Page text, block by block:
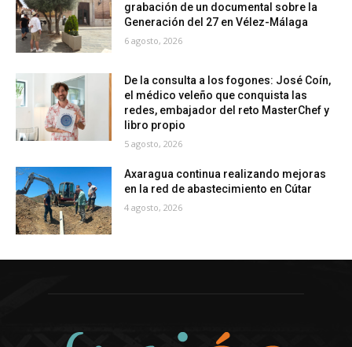
grabación de un documental sobre la
Generación del 27 en Vélez-Málaga
6 agosto, 2026
De la consulta a los fogones: José Coín,
el médico veleño que conquista las
redes, embajador del reto MasterChef y
libro propio
5 agosto, 2026
Axaragua continua realizando mejoras
en la red de abastecimiento en Cútar
4 agosto, 2026